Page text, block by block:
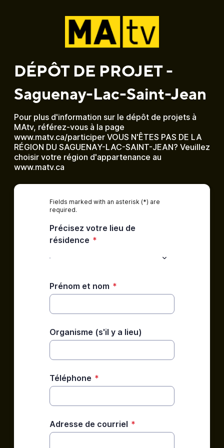
DÉPÔT DE PROJET -
Saguenay-Lac-Saint-Jean
Pour plus d'information sur le dépôt de projets à
MAtv, référez-vous à la page
www.matv.ca/participer VOUS N'ÊTES PAS DE LA
RÉGION DU SAGUENAY-LAC-SAINT-JEAN? Veuillez
choisir votre région d'appartenance au
www.matv.ca
Fields marked with an asterisk (*) are
required.
Précisez votre lieu de
résidence *
Prénom et nom *
Organisme (s'il y a lieu)
Téléphone *
Adresse de courriel *